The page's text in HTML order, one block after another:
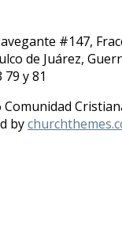
#147,
de Juárez,
79 y 81
by